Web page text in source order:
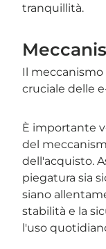
tranquillità.
Il
cruciale delle
È importante
del
dell'acquisto.
piegatura sia
siano
stabilità e la
l'uso